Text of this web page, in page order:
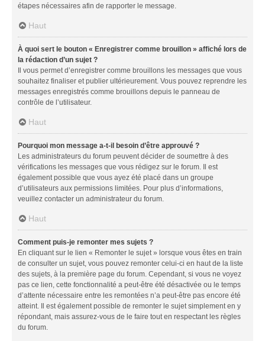
étapes nécessaires afin de rapporter le message.
Haut
À quoi sert le bouton « Enregistrer comme brouillon » affiché lors de
la rédaction d’un sujet ?
Il vous permet d’enregistrer comme brouillons les messages que vous
souhaitez finaliser et publier ultérieurement. Vous pouvez reprendre les
messages enregistrés comme brouillons depuis le panneau de
contrôle de l’utilisateur.
Haut
Pourquoi mon message a-t-il besoin d’être approuvé ?
Les administrateurs du forum peuvent décider de soumettre à des
vérifications les messages que vous rédigez sur le forum. Il est
également possible que vous ayez été placé dans un groupe
d’utilisateurs aux permissions limitées. Pour plus d’informations,
veuillez contacter un administrateur du forum.
Haut
Comment puis-je remonter mes sujets ?
En cliquant sur le lien « Remonter le sujet » lorsque vous êtes en train
de consulter un sujet, vous pouvez remonter celui-ci en haut de la liste
des sujets, à la première page du forum. Cependant, si vous ne voyez
pas ce lien, cette fonctionnalité a peut-être été désactivée ou le temps
d’attente nécessaire entre les remontées n’a peut-être pas encore été
atteint. Il est également possible de remonter le sujet simplement en y
répondant, mais assurez-vous de le faire tout en respectant les règles
du forum.